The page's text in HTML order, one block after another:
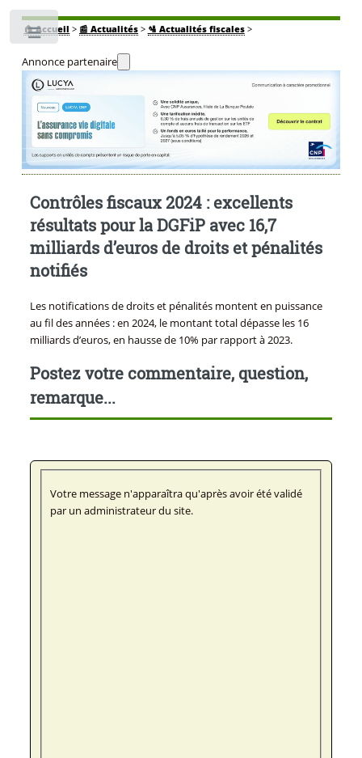
🏠Accueil > 📰 Actualités> 🛂 Actualités fiscales>
Annonce partenaire
Contrôles fiscaux 2024 : excellents
résultats pour la DGFiP avec 16,7
milliards d’euros de droits et pénalités
notifiés
Les notifications de droits et pénalités montent en puissance
au fil des années : en 2024, le montant total dépasse les 16
milliards d’euros, en hausse de 10% par rapport à 2023.
Postez votre commentaire, question,
remarque...
Votre message n'apparaîtra qu'après avoir été validé
par un administrateur du site.
Toggle